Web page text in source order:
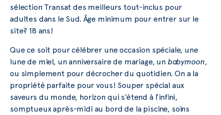
sélection Transat des meilleurs tout-inclus pour
adultes dans le Sud. Âge minimum pour entrer sur le
site? 18 ans!
Que ce soit pour célébrer une occasion spéciale, une
lune de miel, un anniversaire de mariage, un babymoon,
ou simplement pour décrocher du quotidien. On a la
propriété parfaite pour vous! Souper spécial aux
saveurs du monde, horizon qui s’étend à l’infini,
somptueux après-midi au bord de la piscine, soins